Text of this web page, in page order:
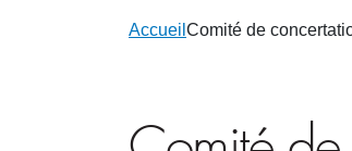
Accueil Comité de
Comité de